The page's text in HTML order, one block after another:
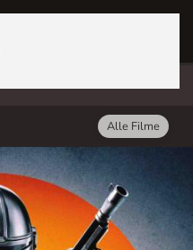
Alle Filme